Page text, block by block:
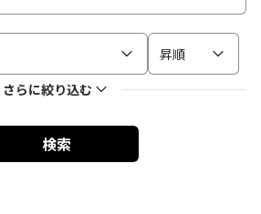
昇順
さらに絞り込む
検索